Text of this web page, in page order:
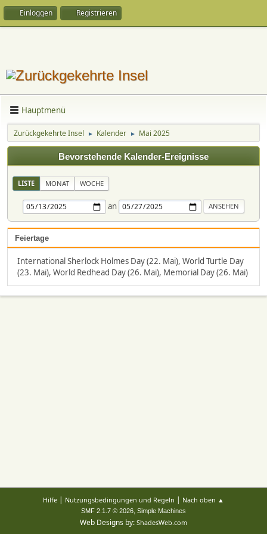
Einloggen Registrieren
Hauptmenü
Zurückgekehrte Insel ► Kalender ► Mai 2025
Bevorstehende Kalender-Ereignisse
LISTE MONAT WOCHE
an
Feiertage
International Sherlock Holmes Day (22. Mai), World Turtle Day
(23. Mai), World Redhead Day (26. Mai), Memorial Day (26. Mai)
Hilfe | Nutzungsbedingungen und Regeln | Nach oben ▲
SMF 2.1.7 © 2026, Simple Machines
Web Designs by: ShadesWeb.com